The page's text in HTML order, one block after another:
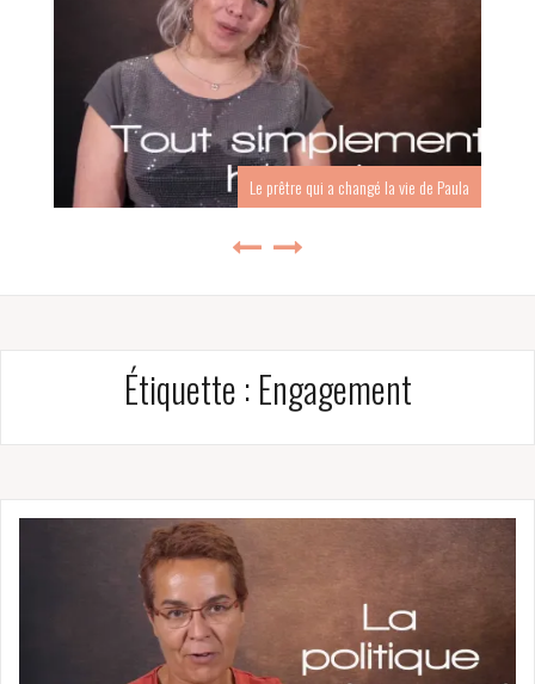
Le prêtre qui a changé la vie de Paula
Étiquette : Engagement